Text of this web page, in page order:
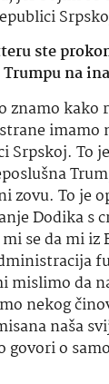
ste
na
znamo kako
imamo
Srpskoj. To
zovu. To je
Dodika s
se da mi iz
mislimo da
nekog
naša
govori o